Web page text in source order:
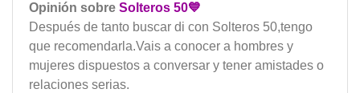
Opinión sobre Solteros 50💙
Después de tanto buscar di con Solteros 50,tengo
que recomendarla.Vais a conocer a hombres y
mujeres dispuestos a conversar y tener amistades o
relaciones serias.